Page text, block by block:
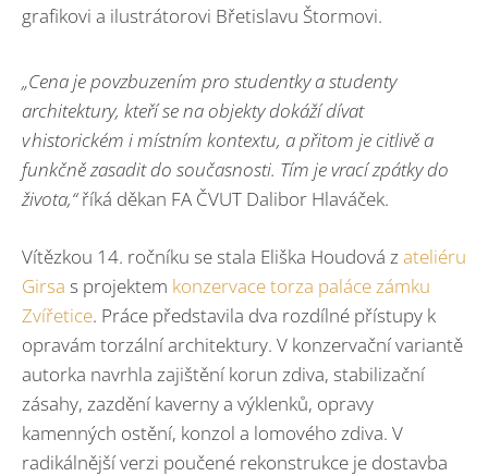
grafikovi a ilustrátorovi Břetislavu Štormovi.
„Cena je povzbuzením pro studentky a studenty
architektury, kteří se na objekty dokáží dívat
v historickém i místním kontextu, a přitom je citlivě a
funkčně zasadit do současnosti. Tím je vrací zpátky do
života,“říká děkan FA ČVUT Dalibor Hlaváček.
Vítězkou 14. ročníku se stala Eliška Houdová z ateliéru
Girsa s projektem konzervace torza paláce zámku
Zvířetice. Práce představila dva rozdílné přístupy k
opravám torzální architektury. V konzervační variantě
autorka navrhla zajištění korun zdiva, stabilizační
zásahy, zazdění kaverny a výklenků, opravy
kamenných ostění, konzol a lomového zdiva. V
radikálnější verzi poučené rekonstrukce je dostavba